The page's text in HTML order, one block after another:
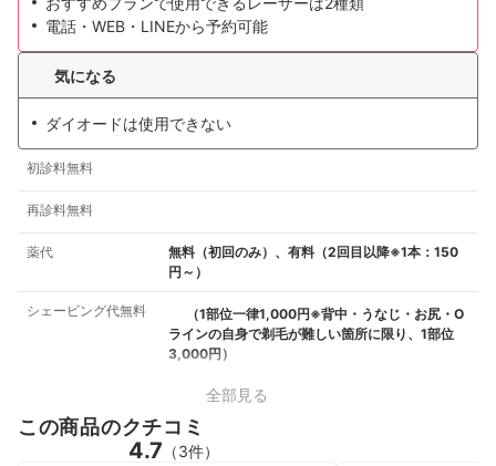
電話・WEB・LINEから予約可能
気になる
ダイオードは使用できない
初診料無料
再診料無料
薬代
無料（初回のみ）、有料（2回目以降※1本：150
円～）
シェービング代無料
（1部位一律1,000円※背中・うなじ・お尻・O
ラインの自身で剃毛が難しい箇所に限り、1部位
3,000円）
全部見る
この商品のクチコミ
4.7 （3件）